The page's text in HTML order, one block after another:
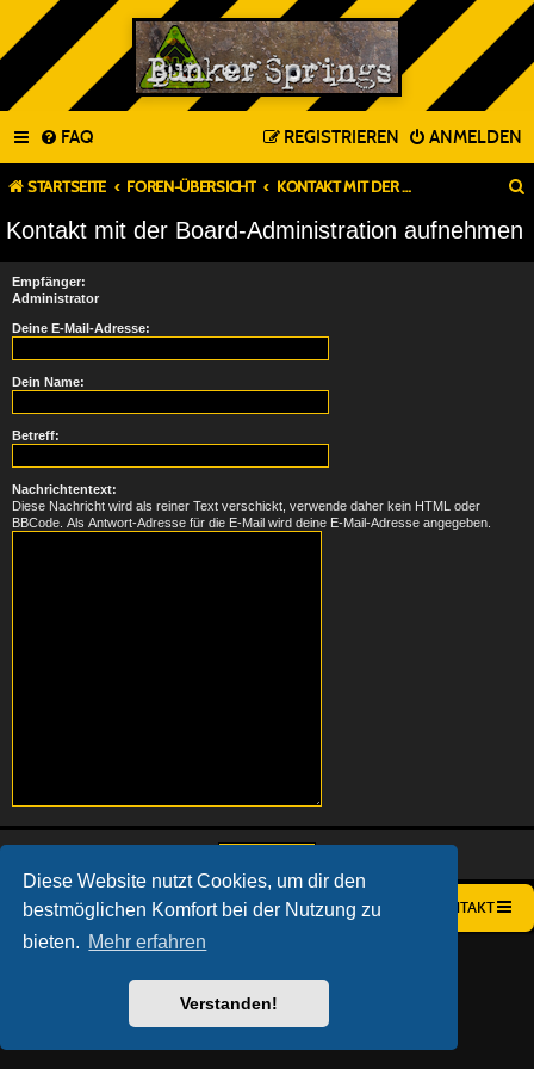
Diese Website nutzt Cookies, um dir den
bestmöglichen Komfort bei der Nutzung zu
bieten. Mehr erfahren
Verstanden!
FAQ ANMELDEN
REGISTRIEREN
STARTSEITE FOREN-ÜBERSICHT KONTAKT MIT DER BOARD-ADMINISTRATION AUFNEHMEN
Kontakt mit der Board-Administration aufnehmen
Empfänger:
Administrator
Deine E-Mail-Adresse:
Dein Name:
Betreff:
Nachrichtentext:
Diese Nachricht wird als reiner Text verschickt, verwende daher kein HTML oder
BBCode. Als Antwort-Adresse für die E-Mail wird deine E-Mail-Adresse angegeben.
STARTSEITE FOREN-ÜBERSICHT KONTAKT
AÇIEEED! STYLE BY
DATENSCHUTZ|NUTZUNGSBEDINGUNGEN